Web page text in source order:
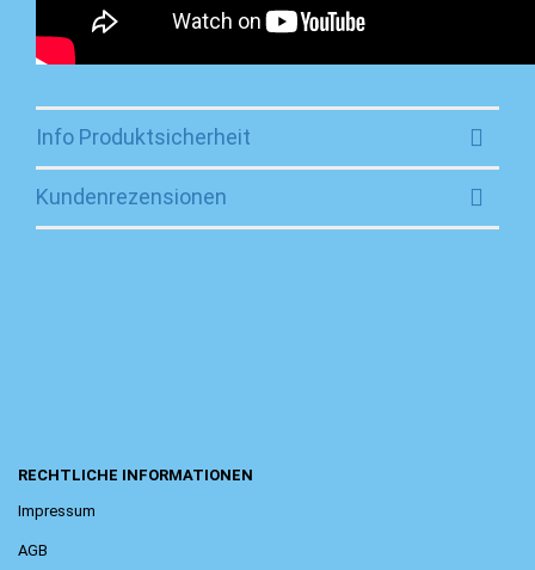
Info Produktsicherheit
Kundenrezensionen
RECHTLICHE INFORMATIONEN
Impressum
AGB